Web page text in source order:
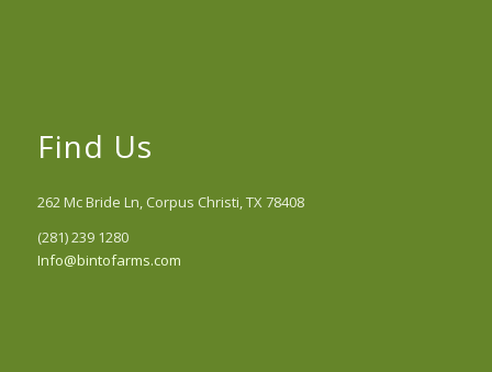
Find Us
262 Mc Bride Ln, Corpus Christi, TX 78408
(281) 239 1280
Info@bintofarms.com